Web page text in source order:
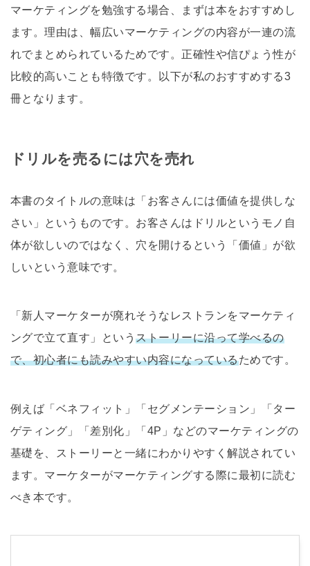
マーケティングを勉強する場合、まずは本をおすすめし
ます。理由は、幅広いマーケティングの内容が一連の流
れでまとめられているためです。正確性や信ぴょう性が
比較的高いことも特徴です。以下が私のおすすめする3
冊となります。
ドリルを売るには穴を売れ
本書のタイトルの意味は「お客さんには価値を提供しな
さい」というものです。お客さんはドリルというモノ自
体が欲しいのではなく、穴を開けるという「価値」が欲
しいという意味です。
「新人マーケターが廃れそうなレストランをマーケティ
ングで立て直す」というストーリーに沿って学べるの
で、初心者にも読みやすい内容になっているためです。
例えば「ベネフィット」「セグメンテーション」「ター
ゲティング」「差別化」「4P」などのマーケティングの
基礎を、ストーリーと一緒にわかりやすく解説されてい
ます。マーケターがマーケティングする際に最初に読む
べき本です。